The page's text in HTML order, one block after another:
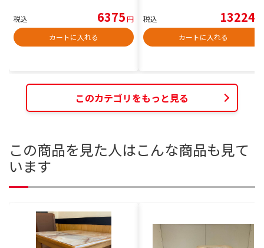
税込 6375円
カートに入れる
税込 13224
カートに入れる
このカテゴリをもっと見る
この商品を見た人はこんな商品も見て
います